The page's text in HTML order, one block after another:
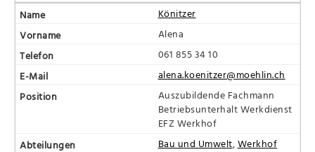
Könitzer
Alena
061 855 34 10
alena.koenitzer@moehlin.ch
Auszubildende Fachmann
Betriebsunterhalt Werkdienst
EFZ Werkhof
Bau und Umwelt,Werkhof